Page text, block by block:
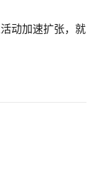
动加速扩张，就